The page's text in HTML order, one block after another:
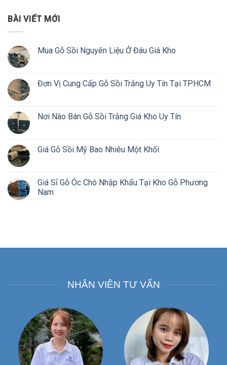
BÀI VIẾT MỚI
Mua Gỗ Sồi Nguyên Liệu Ở Đâu Giá Kho
Đơn Vị Cung Cấp Gỗ Sồi Trắng Uy Tín Tại TPHCM
Nơi Nào Bán Gỗ Sồi Trắng Giá Kho Uy Tín
Giá Gỗ Sồi Mỹ Bao Nhiêu Một Khối
Giá Sỉ Gỗ Óc Chó Nhập Khẩu Tại Kho Gỗ Phương
Nam
NHÂN VIÊN TƯ VẤN